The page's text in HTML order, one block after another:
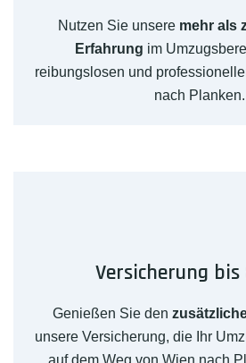
Nutzen Sie unsere mehr als
Erfahrung im
reibungslosen und
nach Planken.
Versicherung bis
Genießen Sie den
unsere Versicherung, die Ihr
auf dem Weg von Wien nach